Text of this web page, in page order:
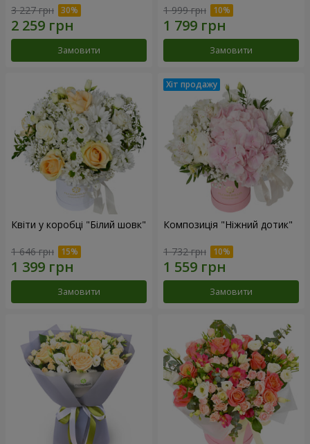
3 227 грн
Замовити
1 999 грн
Замовити
Квіти у коробці "Білий шовк"
1 646 грн
Замовити
Композиція "Ніжний дотик"
1 732 грн
Замовити